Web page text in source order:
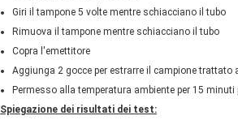
Giri il tampone 5 volte mentre schiacciano il tubo
Rimuova il tampone mentre schiacciano il tubo
Copra l'emettitore
Aggiunga 2 gocce per estrarre il campione
Permesso alla temperatura ambiente per 15
Spiegazione dei risultati dei test: